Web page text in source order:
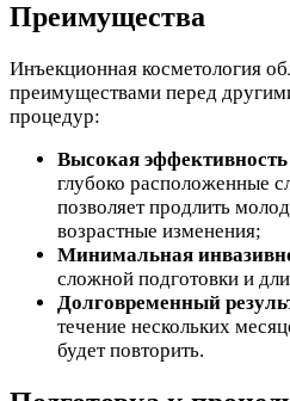
Преимущества
Инъекционная косметология
преимуществами перед
процедур:
Высокая эффективность
глубоко расположенные
позволяет продлить
возрастные изменения;
Минимальная
сложной подготовки и
Долговременный
течение нескольких
будет повторить.